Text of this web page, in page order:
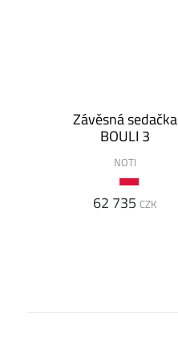
Závěsná sedačka
BOULI 3
NOTI
62 735 CZK